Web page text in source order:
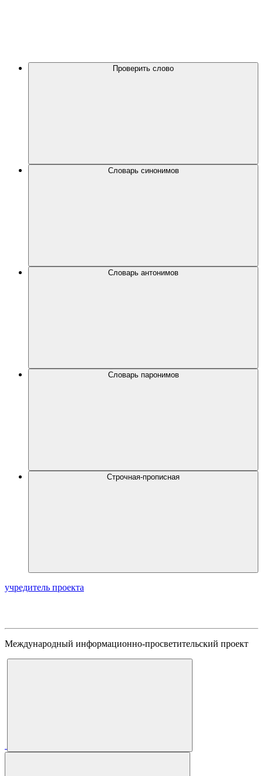
Проверить слово
Словарь синонимов
Словарь антонимов
Словарь паронимов
Строчная-прописная
учредитель проекта
Международный информационно-просветительский проект